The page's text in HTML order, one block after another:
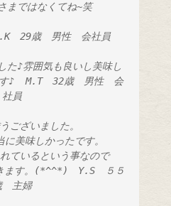
まではなくてね~笑
　29歳　男性　会社員
た♪雰囲気も良いし美味し
♪  M.T　32歳　男性　会
社員
ございました。
美味しかったです。
ているという事なので
　主婦